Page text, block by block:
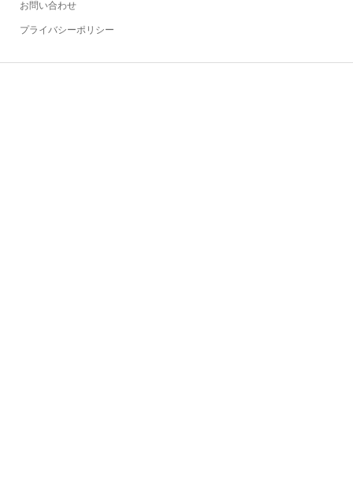
お問い合わせ
プライバシーポリシー